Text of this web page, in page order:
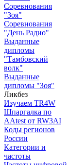
Соревнования
"Зоя"
Соревнования
"День Радио"
Выданные
дипломы
"Тамбовский
волк"
Выданные
дипломы "Зоя"
Ликбез
Изучаем TR4W
Шпаргалка по
AAtest от RW3AI
Коды регионов
России
Категории и
частоты